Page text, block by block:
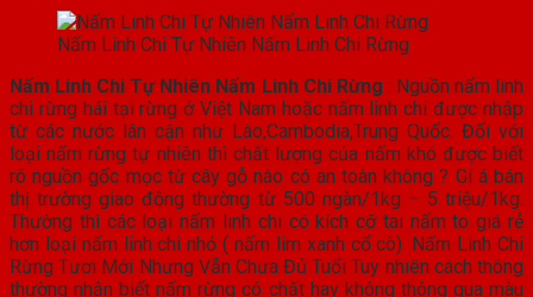
Nấm Linh Chi Tự Nhiên Nấm Linh Chi Rừng
Nấm Linh Chi Tự Nhiên Nấm Linh Chi Rừng : Nguồn nấm linh
chi rừng hái tại rừng ở Việt Nam hoặc nấm linh chi được nhập
từ các nước lân cận như Lào,Cambodia,Trung Quốc. Đối với
loại nấm rừng tự nhiên thì chất lượng của nấm khó được biết
rõ nguồn gốc mọc từ cây gỗ nào có an toàn không ? Gí á bán
thị trường giao động thường từ 500 ngàn/1kg – 5 triệu/1kg.
Thường thì các loại nấm linh chi có kích cỡ tai nấm to giá rẻ
hơn loại nấm linh chi nhỏ ( nấm lim xanh cổ cò). Nấm Linh Chi
Rừng Tươi Mới Nhưng Vẫn Chưa Đủ Tuổi Tuy nhiên cách thông
thường nhận biết nấm rừng có chất hay không thông qua màu